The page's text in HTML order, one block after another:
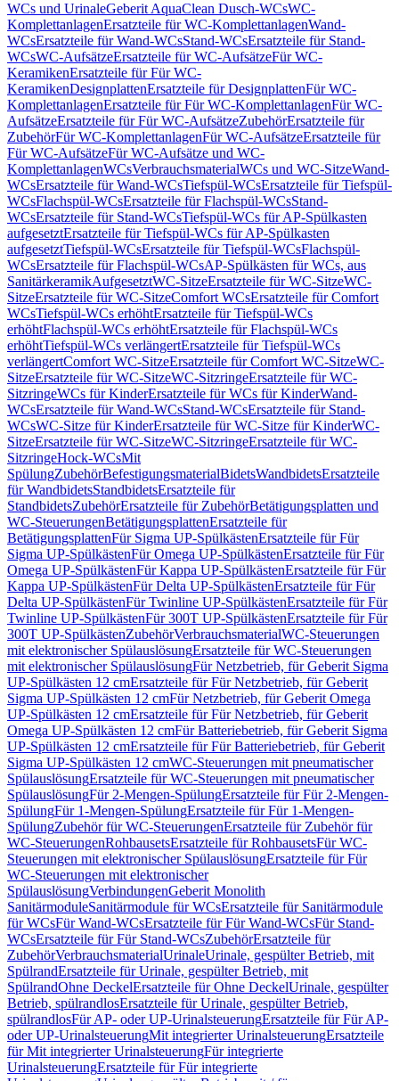
WCs und UrinaleGeberit AquaClean Dusch-WCsWC-
KomplettanlagenErsatzteile für WC-KomplettanlagenWand-
WCsErsatzteile für Wand-WCsStand-WCsErsatzteile für Stand-
WCsWC-AufsätzeErsatzteile für WC-AufsätzeFür WC-
KeramikenErsatzteile für Für WC-
KeramikenDesignplattenErsatzteile für DesignplattenFür WC-
KomplettanlagenErsatzteile für Für WC-KomplettanlagenFür WC-
AufsätzeErsatzteile für Für WC-AufsätzeZubehörErsatzteile für
ZubehörFür WC-KomplettanlagenFür WC-AufsätzeErsatzteile für
Für WC-AufsätzeFür WC-Aufsätze und WC-
KomplettanlagenWCsVerbrauchsmaterialWCs und WC-SitzeWand-
WCsErsatzteile für Wand-WCsTiefspül-WCsErsatzteile für Tiefspül-
WCsFlachspül-WCsErsatzteile für Flachspül-WCsStand-
WCsErsatzteile für Stand-WCsTiefspül-WCs für AP-Spülkasten
aufgesetztErsatzteile für Tiefspül-WCs für AP-Spülkasten
aufgesetztTiefspül-WCsErsatzteile für Tiefspül-WCsFlachspül-
WCsErsatzteile für Flachspül-WCsAP-Spülkästen für WCs, aus
SanitärkeramikAufgesetztWC-SitzeErsatzteile für WC-SitzeWC-
SitzeErsatzteile für WC-SitzeComfort WCsErsatzteile für Comfort
WCsTiefspül-WCs erhöhtErsatzteile für Tiefspül-WCs
erhöhtFlachspül-WCs erhöhtErsatzteile für Flachspül-WCs
erhöhtTiefspül-WCs verlängertErsatzteile für Tiefspül-WCs
verlängertComfort WC-SitzeErsatzteile für Comfort WC-SitzeWC-
SitzeErsatzteile für WC-SitzeWC-SitzringeErsatzteile für WC-
SitzringeWCs für KinderErsatzteile für WCs für KinderWand-
WCsErsatzteile für Wand-WCsStand-WCsErsatzteile für Stand-
WCsWC-Sitze für KinderErsatzteile für WC-Sitze für KinderWC-
SitzeErsatzteile für WC-SitzeWC-SitzringeErsatzteile für WC-
SitzringeHock-WCsMit
SpülungZubehörBefestigungsmaterialBidetsWandbidetsErsatzteile
für WandbidetsStandbidetsErsatzteile für
StandbidetsZubehörErsatzteile für ZubehörBetätigungsplatten und
WC-SteuerungenBetätigungsplattenErsatzteile für
BetätigungsplattenFür Sigma UP-SpülkästenErsatzteile für Für
Sigma UP-SpülkästenFür Omega UP-SpülkästenErsatzteile für Für
Omega UP-SpülkästenFür Kappa UP-SpülkästenErsatzteile für Für
Kappa UP-SpülkästenFür Delta UP-SpülkästenErsatzteile für Für
Delta UP-SpülkästenFür Twinline UP-SpülkästenErsatzteile für Für
Twinline UP-SpülkästenFür 300T UP-SpülkästenErsatzteile für Für
300T UP-SpülkästenZubehörVerbrauchsmaterialWC-Steuerungen
mit elektronischer SpülauslösungErsatzteile für WC-Steuerungen
mit elektronischer SpülauslösungFür Netzbetrieb, für Geberit Sigma
UP-Spülkästen 12 cmErsatzteile für Für Netzbetrieb, für Geberit
Sigma UP-Spülkästen 12 cmFür Netzbetrieb, für Geberit Omega
UP-Spülkästen 12 cmErsatzteile für Für Netzbetrieb, für Geberit
Omega UP-Spülkästen 12 cmFür Batteriebetrieb, für Geberit Sigma
UP-Spülkästen 12 cmErsatzteile für Für Batteriebetrieb, für Geberit
Sigma UP-Spülkästen 12 cmWC-Steuerungen mit pneumatischer
SpülauslösungErsatzteile für WC-Steuerungen mit pneumatischer
SpülauslösungFür 2-Mengen-SpülungErsatzteile für Für 2-Mengen-
SpülungFür 1-Mengen-SpülungErsatzteile für Für 1-Mengen-
SpülungZubehör für WC-SteuerungenErsatzteile für Zubehör für
WC-SteuerungenRohbausetsErsatzteile für RohbausetsFür WC-
Steuerungen mit elektronischer SpülauslösungErsatzteile für Für
WC-Steuerungen mit elektronischer
SpülauslösungVerbindungenGeberit Monolith
SanitärmoduleSanitärmodule für WCsErsatzteile für Sanitärmodule
für WCsFür Wand-WCsErsatzteile für Für Wand-WCsFür Stand-
WCsErsatzteile für Für Stand-WCsZubehörErsatzteile für
ZubehörVerbrauchsmaterialUrinaleUrinale, gespülter Betrieb, mit
SpülrandErsatzteile für Urinale, gespülter Betrieb, mit
SpülrandOhne DeckelErsatzteile für Ohne DeckelUrinale, gespülter
Betrieb, spülrandlosErsatzteile für Urinale, gespülter Betrieb,
spülrandlosFür AP- oder UP-UrinalsteuerungErsatzteile für Für AP-
oder UP-UrinalsteuerungMit integrierter UrinalsteuerungErsatzteile
für Mit integrierter UrinalsteuerungFür integrierte
UrinalsteuerungErsatzteile für Für integrierte